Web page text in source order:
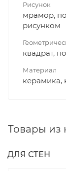
Рисунок
мрамор,
рисунком
квадрат,
Материал
керамика,
Товары из
ДЛЯ СТЕН